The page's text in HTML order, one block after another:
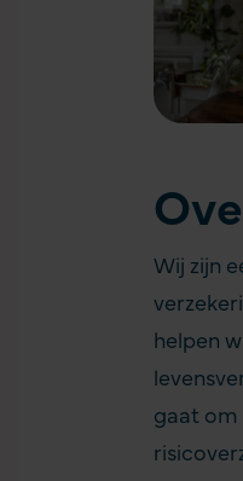
Wij zijn
helpen
gaat om